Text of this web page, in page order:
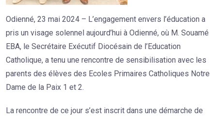
Odienné, 23 mai 2024 – L’engagement envers l’éducation a
pris un visage solennel aujourd’hui à Odienné, où M. Souamé
EBA, le Secrétaire Exécutif Diocésain de l’Education
Catholique, a tenu une rencontre de sensibilisation avec les
parents des élèves des Ecoles Primaires Catholiques Notre
Dame de la Paix 1 et 2.
La rencontre de ce jour s’est inscrit dans une démarche de